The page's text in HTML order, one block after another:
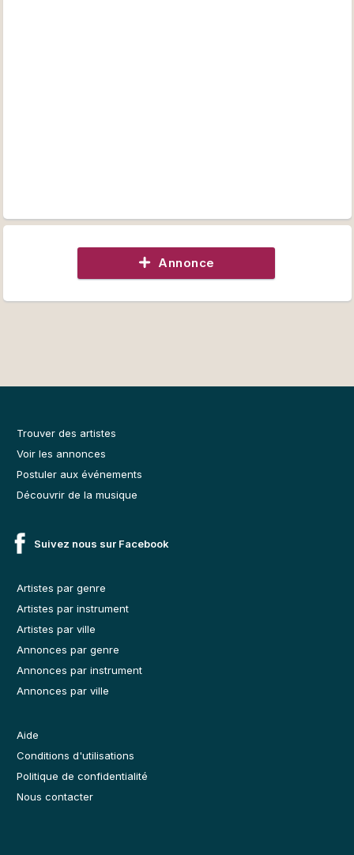
Annonce
Trouver des artistes
Voir les annonces
Postuler aux événements
Découvrir de la musique
Suivez nous sur Facebook
Artistes par genre
Artistes par instrument
Artistes par ville
Annonces par genre
Annonces par instrument
Annonces par ville
Aide
Conditions d'utilisations
Politique de confidentialité
Nous contacter